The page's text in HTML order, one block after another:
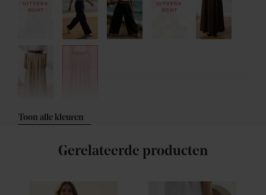
UITVERK
OCHT
UITVERK
OCHT
Toon alle kleuren
Gerelateerde producten